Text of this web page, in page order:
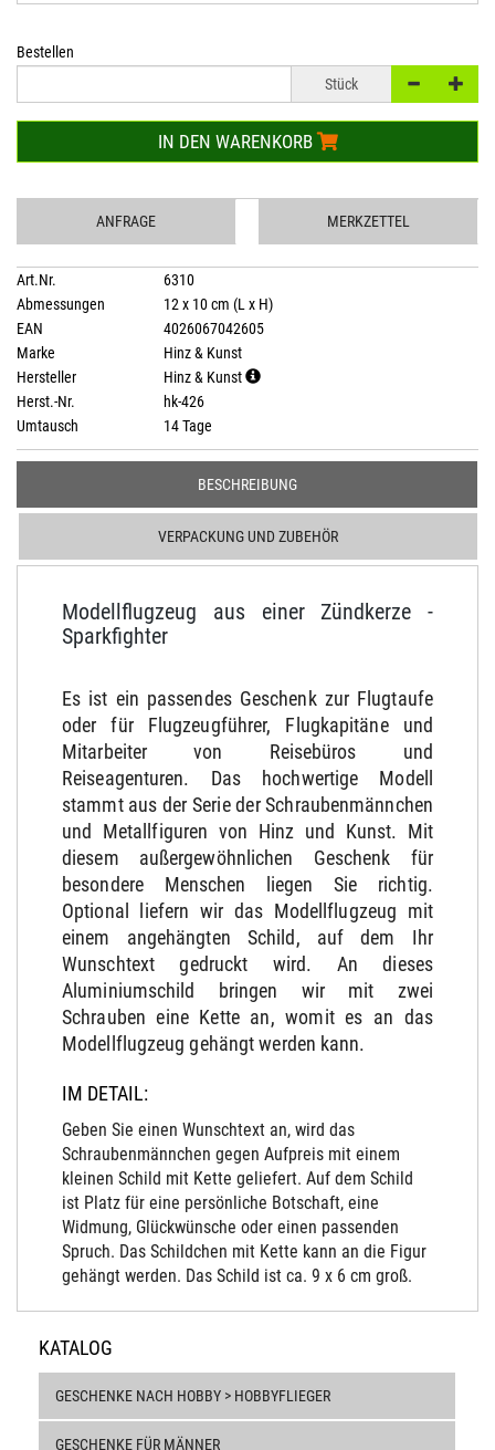
Bestellen
Stück
IN DEN WARENKORB
ANFRAGE MERKZETTEL
Art.Nr.
6310
Abmessungen
12 x 10 cm (L x H)
EAN
4026067042605
Marke
Hinz & Kunst
Hersteller
Hinz & Kunst
Herst.-Nr.
hk-426
Umtausch
14 Tage
BESCHREIBUNG
VERPACKUNG UND ZUBEHÖR
Modellflugzeug aus einer Zündkerze -
Sparkfighter
Es ist ein passendes Geschenk zur Flugtaufe
oder für Flugzeugführer, Flugkapitäne und
Mitarbeiter von Reisebüros und
Reiseagenturen. Das hochwertige Modell
stammt aus der Serie der Schraubenmännchen
und Metallfiguren von Hinz und Kunst. Mit
diesem außergewöhnlichen Geschenk für
besondere Menschen liegen Sie richtig.
Optional liefern wir das Modellflugzeug mit
einem angehängten Schild, auf dem Ihr
Wunschtext gedruckt wird. An dieses
Aluminiumschild bringen wir mit zwei
Schrauben eine Kette an, womit es an das
Modellflugzeug gehängt werden kann.
IM DETAIL:
Geben Sie einen Wunschtext an, wird das
Schraubenmännchen gegen Aufpreis mit einem
kleinen Schild mit Kette geliefert. Auf dem Schild
ist Platz für eine persönliche Botschaft, eine
Widmung, Glückwünsche oder einen passenden
Spruch. Das Schildchen mit Kette kann an die Figur
gehängt werden. Das Schild ist ca. 9 x 6 cm groß.
KATALOG
GESCHENKE NACH HOBBY > HOBBYFLIEGER
GESCHENKE FÜR MÄNNER